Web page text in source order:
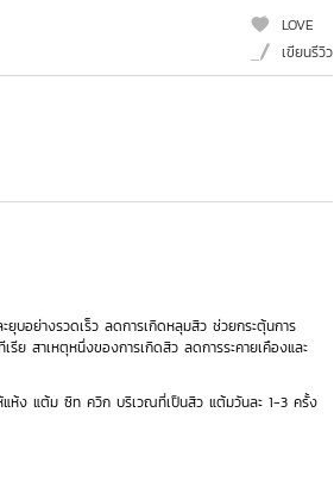
LOVE
เขียนรีวิว
ยุบอย่างรวดเร็ว ลดการเกิดหลุมสิว ช่วยกระตุ้นการ
รีย สาเหตุหนึ่งของการเกิดสิว ลดการระคายเคืองและ
ห้แห้ง แต้ม ซิท ควิก บริเวณที่เป็นสิว แต้มวันละ 1-3 ครั้ง